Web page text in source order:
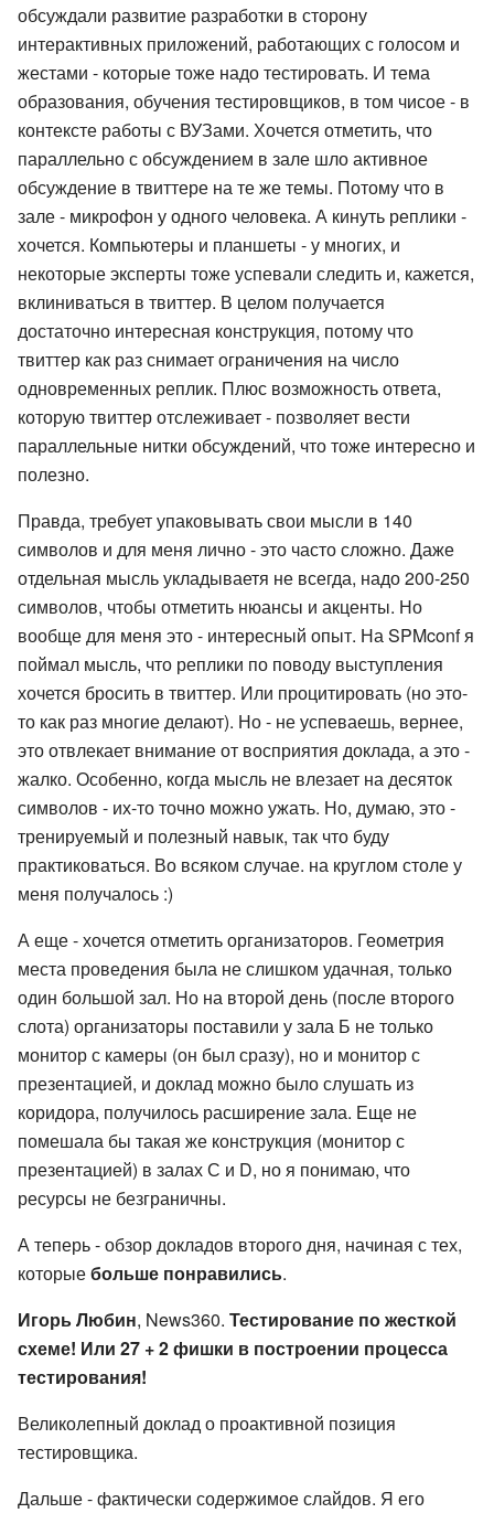
обсуждали развитие разработки в сторону
интерактивных приложений, работающих с голосом и
жестами - которые тоже надо тестировать. И тема
образования, обучения тестировщиков, в том чисое - в
контексте работы с ВУЗами. Хочется отметить, что
параллельно с обсуждением в зале шло активное
обсуждение в твиттере на те же темы. Потому что в
зале - микрофон у одного человека. А кинуть реплики -
хочется. Компьютеры и планшеты - у многих, и
некоторые эксперты тоже успевали следить и, кажется,
вклиниваться в твиттер. В целом получается
достаточно интересная конструкция, потому что
твиттер как раз снимает ограничения на число
одновременных реплик. Плюс возможность ответа,
которую твиттер отслеживает - позволяет вести
параллельные нитки обсуждений, что тоже интересно и
полезно.
Правда, требует упаковывать свои мысли в 140
символов и для меня лично - это часто сложно. Даже
отдельная мысль укладываетя не всегда, надо 200-250
символов, чтобы отметить нюансы и акценты. Но
вообще для меня это - интересный опыт. На SPMconf я
поймал мысль, что реплики по поводу выступления
хочется бросить в твиттер. Или процитировать (но это-
то как раз многие делают). Но - не успеваешь, вернее,
это отвлекает внимание от восприятия доклада, а это -
жалко. Особенно, когда мысль не влезает на десяток
символов - их-то точно можно ужать. Но, думаю, это -
тренируемый и полезный навык, так что буду
практиковаться. Во всяком случае. на круглом столе у
меня получалось :)
А еще - хочется отметить организаторов. Геометрия
места проведения была не слишком удачная, только
один большой зал. Но на второй день (после второго
слота) организаторы поставили у зала Б не только
монитор с камеры (он был сразу), но и монитор с
презентацией, и доклад можно было слушать из
коридора, получилось расширение зала. Еще не
помешала бы такая же конструкция (монитор с
презентацией) в залах С и D, но я понимаю, что
ресурсы не безграничны.
А теперь - обзор докладов второго дня, начиная с тех,
которыебольше понравились.
Игорь Любин, News360. Тестирование по жесткой
схеме! Или 27 + 2 фишки в построении процесса
тестирования!
Великолепный доклад о проактивной позиция
тестировщика.
Дальше - фактически содержимое слайдов. Я его